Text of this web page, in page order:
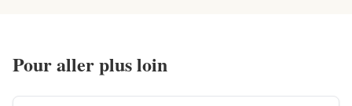
Pour aller plus loin